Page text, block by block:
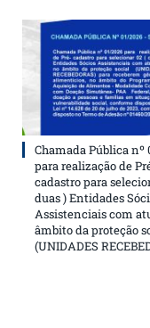
Chamada Pública nº
para realização de
cadastro para
duas ) Entidades
Assistenciais com
âmbito da proteção
(UNIDADES